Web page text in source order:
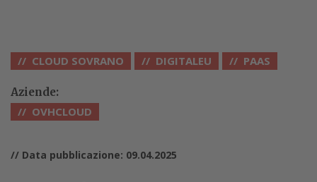
CLOUD SOVRANO DIGITALEU PAAS
Aziende:
OVHCLOUD
// Data pubblicazione: 09.04.2025